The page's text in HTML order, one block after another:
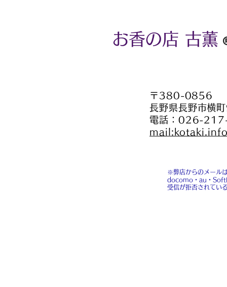
８月の体験予約について
お香の店 古薫
〒380-0856
長野県長野市横
電話：026-
※弊店からのメール
docomo・au・
受信が拒否されてい